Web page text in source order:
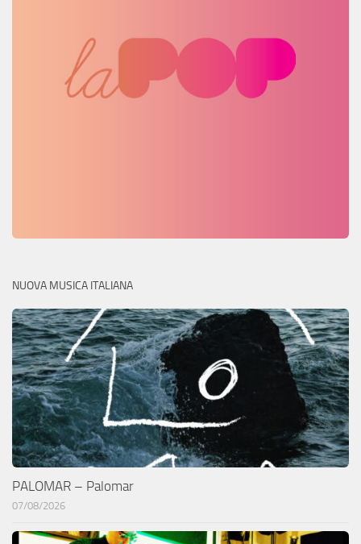
NUOVA MUSICA ITALIANA
PALOMAR – Palomar
07/08/2026